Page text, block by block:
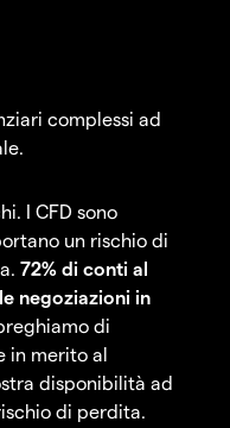
complessi ad
I CFD sono
un rischio di
72% di conti al
negoziazioni in
di
in merito al
disponibilità ad
di perdita.